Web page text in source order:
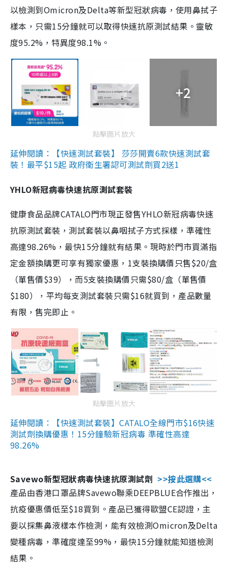
以檢測到Omicron及Delta等新型冠狀病毒，使用鼻拭子
樣本，只需15分鐘就可以取得快速抗原測試結果。靈敏
度95.2%，特異度98.1%。
+2
點擊圖片放大
延伸閱讀：【快速測試套裝】 莎莎開賣6款快速測試套
裝！最平$15起 政府衛生署認可測試劑買2送1
YHLO新冠病毒快速抗原測試套裝
健康食品品牌CATALO門市現正發售YHLO新冠病毒快速
抗原測試套裝，測試套裝以鼻咽拭子方式採樣，準確性
高達98.26%，最快15分鐘就有結果。現時於門市買滿指
定金額換購更可享有獨家優惠，1支裝換購價只售$20/盒
（單售價$39），而5支裝換購價只需$80/盒（單售價
$180），平均每支測試套裝只需$16就買到，產品數量
有限，售完即止。
點擊圖片放大
延伸閱讀：【快速測試套裝】CATALO全線門市$16快速
測試劑換購優惠！15分鐘驗新冠病毒 準確性高達
98.26%
Savewo新型冠狀病毒快速抗原測試劑 >>按此選購<<
產品由香港口罩品牌Savewo聯乘DEEPBLUE合作推出，
抗疫優惠價低至$18買到。產品已獲得歐盟CE認證，主
要以採集鼻液樣本作檢測，能有效檢測Omicron及Delta
變種病毒，準確度達至99%，最快15分鐘就能知道檢測
結果。